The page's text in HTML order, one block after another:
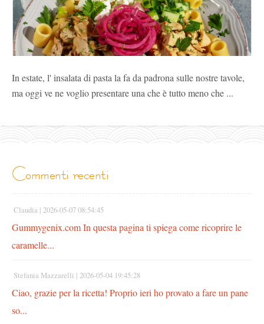
In estate, l' insalata di pasta la fa da padrona sulle nostre tavole,
ma oggi ve ne voglio presentare una che è tutto meno che ...
commenti recenti
Claudia | 2026-05-07 08:54:45
Gummygenix.com In questa pagina ti spiega come ricoprire le
caramelle...
Stefania Mazzarelli | 2026-05-04 19:45:28
Ciao, grazie per la ricetta! Proprio ieri ho provato a fare un pane
so...